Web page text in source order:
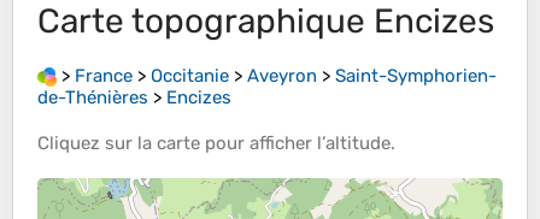
Carte topographique Encizes
> France > Occitanie > Aveyron > Saint-Symphorien-
de-Thénières > Encizes
Cliquez sur la carte pour afficher l’altitude.